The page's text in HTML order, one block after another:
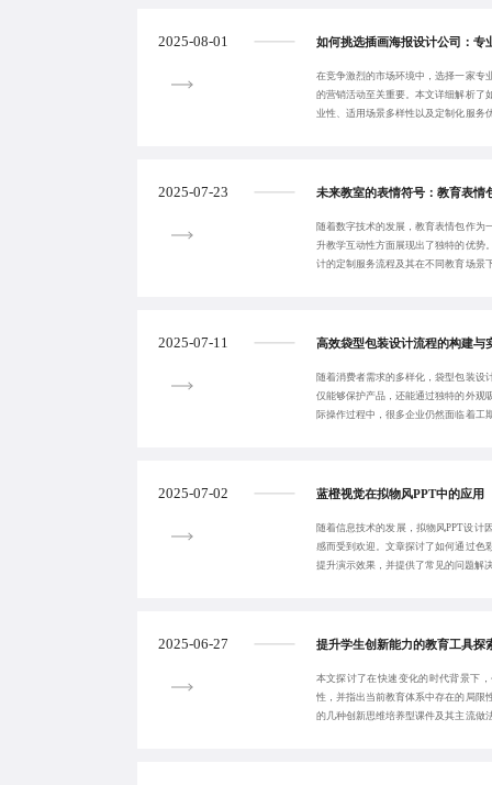
2025-08-01 如何挑选插画海报设计公司：专
在竞争激烈的市场环境中，选择一家专
的营销活动至关重要。本文详细解析了
业性、适用场景多样性以及定制化服务
2025-07-23 未来教室的表情符号：教育表情
随着数字技术的发展，教育表情包作为
升教学互动性方面展现出了独特的优势
计的定制服务流程及其在不同教育场景
2025-07-11 高效袋型包装设计流程的构建与
随着消费者需求的多样化，袋型包装设
仅能够保护产品，还能通过独特的外观
际操作过程中，很多企业仍然面临着工
2025-07-02 蓝橙视觉在拟物风PPT中的应用
随着信息技术的发展，拟物风PPT设计
感而受到欢迎。文章探讨了如何通过色
提升演示效果，并提供了常见的问题解
2025-06-27 提升学生创新能力的教育工具探
本文探讨了在快速变化的时代背景下
性，并指出当前教育体系中存在的局限
的几种创新思维培养型课件及其主流做